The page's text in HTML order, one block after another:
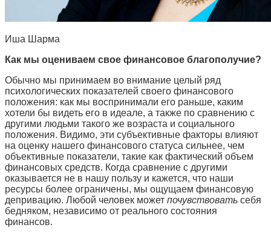
Иша Шарма
Как мы оцениваем свое финансовое благополучие?
Обычно мы принимаем во внимание целый ряд
психологических показателей своего финансового
положения: как мы воспринимали его раньше, каким
хотели бы видеть его в идеале, а также по сравнению с
другими людьми такого же возраста и социального
положения. Видимо, эти субъективные факторы влияют
на оценку нашего финансового статуса сильнее, чем
объективные показатели, такие как фактический объем
финансовых средств. Когда сравнение с другими
оказывается не в нашу пользу и кажется, что наши
ресурсы более ограничены, мы ощущаем финансовую
депривацию. Любой человек может почувствовать себя
бедняком, независимо от реального состояния
финансов.